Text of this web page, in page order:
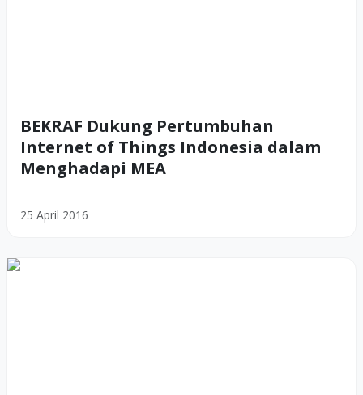
BEKRAF Dukung Pertumbuhan
Internet of Things Indonesia dalam
Menghadapi MEA
25 April 2016